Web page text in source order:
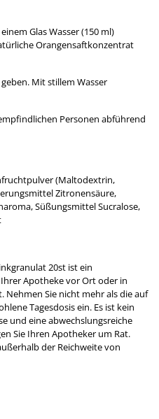
Glas Wasser (150 ml)
Orangensaftkonzentrat
Mit stillem Wasser
Personen abführend
(Maltodextrin,
Zitronensäure,
Süßungsmittel Sucralose,
20st ist ein
Apotheke vor Ort oder in
Sie nicht mehr als die auf
Tagesdosis ein. Es ist kein
und eine abwechslungsreiche
Sie Ihren Apotheker um Rat.
der Reichweite von